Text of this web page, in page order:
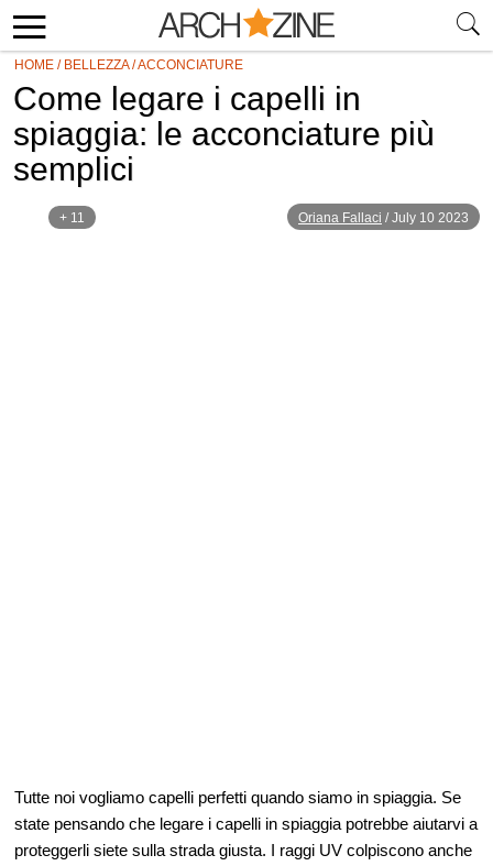
HOME / BELLEZZA/ACCONCIATURE
Come legare i capelli in
spiaggia: le acconciature più
semplici
+ 11 Oriana Fallaci /July 10 2023
Tutte noi vogliamo capelli perfetti quando siamo in spiaggia. Se
state pensando che legare i capelli in spiaggia potrebbe aiutarvi a
proteggerli siete sulla strada giusta. I raggi UV colpiscono anche